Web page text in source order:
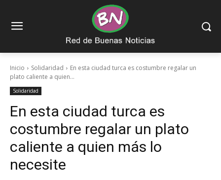
Inicio Solidaridad
En esta ciudad turca es costumbre regalar un
plato caliente a quien...
Solidaridad
En esta ciudad turca es
costumbre regalar un plato
caliente a quien más lo
necesite